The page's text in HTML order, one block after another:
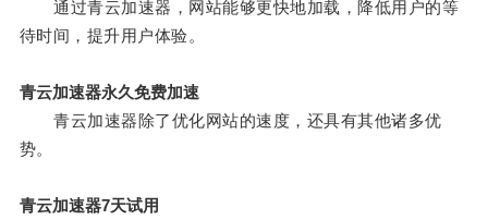
通过青云加速器，网站能够更快地加载，降低用户的等
待时间，提升用户体验。
青云加速器永久免费加速
青云加速器除了优化网站的速度，还具有其他诸多优
势。
青云加速器7天试用